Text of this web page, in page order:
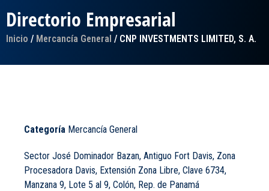
Directorio Empresarial
Inicio / Mercancía General / CNP INVESTMENTS LIMITED, S. A.
Categoría Mercancía General
Sector José Dominador Bazan, Antiguo Fort Davis, Zona
Procesadora Davis, Extensión Zona Libre, Clave 6734,
Manzana 9, Lote 5 al 9, Colón, Rep. de Panamá